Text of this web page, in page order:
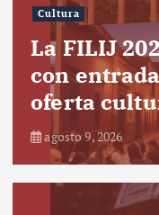
Cultura
La FILIJ
con
oferta
agosto 9, 2026